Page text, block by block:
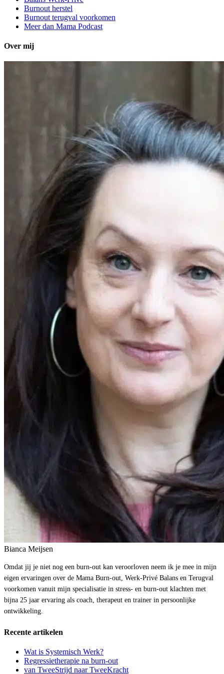
Burnout herstel
Burnout terugval voorkomen
Meer dan Mama Podcast
Over mij
Bianca Meijsen
Omdat jij je niet nog een burn-out kan veroorloven neem ik je mee in mijn
eigen ervaringen over de Mama Burn-out, Werk-Privé Balans en Terugval
voorkomen vanuit mijn specialisatie in stress- en burn-out klachten met
bijna 25 jaar ervaring als coach, therapeut en trainer in persoonlijke
ontwikkeling.
Recente artikelen
Wat is Systemisch Werk?
Regressietherapie na burn-out
van TweeStrijd naar TweeKracht